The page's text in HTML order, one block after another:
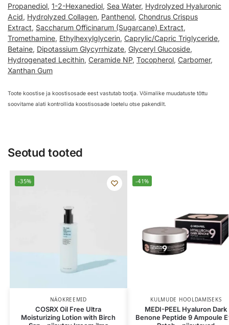
Propanediol, 1-2-Hexanediol, Sea Water, Hydrolyzed Hyaluronic
Acid, Hydrolyzed Collagen, Panthenol, Chondrus Crispus
Extract, Saccharum Officinarum (Sugarcane) Extract,
Tromethamine, Ethylhexylglycerin, Caprylic/Capric Triglyceride,
Betaine, Dipotassium Glycyrrhizate, Glyceryl Glucoside,
Hydrogenated Lecithin, Ceramide NP, Tocopherol, Carbomer,
Xanthan Gum
Toote koostise ja koostisosade eest vastutab tootja. Võimalike muudatuste tõttu
soovitame alati kontrollida koostisosade loetelu otse pakendilt.
Seotud tooted
-35%
NÄOKREEMID
COSRX Oil Free Ultra
Moisturizing Lotion with Birch
-41%
KULMUDE HOOLDAMISEKS
MEDI-PEEL Hyaluron Dark
Benone Peptide 9 Ampoule